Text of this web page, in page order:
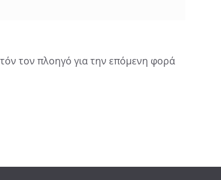
τον πλοηγό για την επόμενη φορά